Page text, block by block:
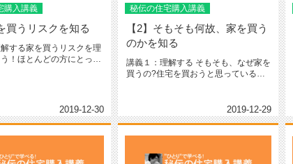
購入講義
買うリスクを知る
する家を買うリスクを理
！ほとんどの方にとって
2019-12-30
秘伝の住宅購入講義
【2】そもそも何故、家を買う
のかを知る
講義１：理解する そもそも、なぜ家を
買うの?住宅を買おうと思っている方
2019-12-29